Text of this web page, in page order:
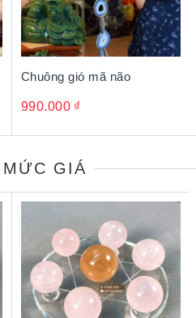
Chuông gió mã não
990.000 ₫
MỨC GIÁ